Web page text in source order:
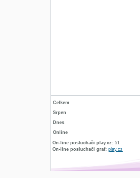
Celkem
Srpen
Dnes
Online
On-line posluchači play.cz: 51
On-line posluchači graf: play.cz